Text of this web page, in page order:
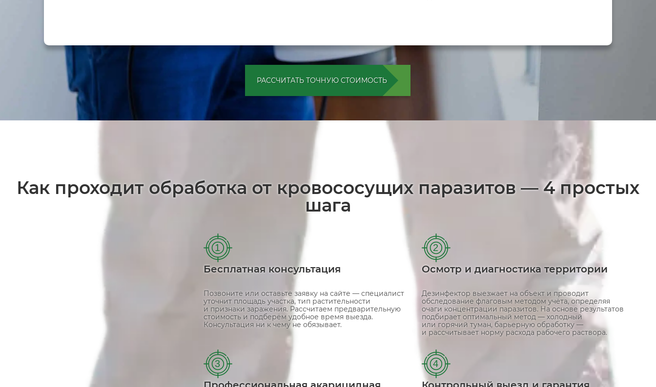
РАССЧИТАТЬ ТОЧНУЮ СТОИМОСТЬ
Как проходит обработка от кровососущих паразитов — 4 простых
шага
1
Бесплатная консультация
Позвоните или оставьте заявку на сайте — специалист
уточнит площадь участка, тип растительности
и признаки заражения. Рассчитаем предварительную
стоимость и подберём удобное время выезда.
Консультация ни к чему не обязывает.
2
Осмотр и диагностика территории
Дезинфектор выезжает на объект и проводит
обследование флаговым методом учёта, определяя
очаги концентрации паразитов. На основе результатов
подбирает оптимальный метод — холодный
или горячий туман, барьерную обработку —
и рассчитывает норму расхода рабочего раствора.
3 4